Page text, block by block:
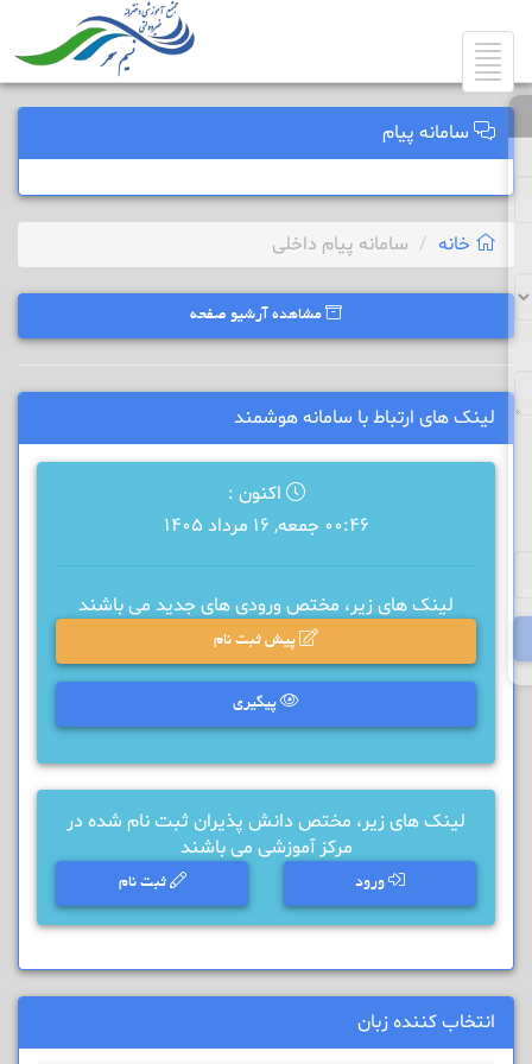
Toggle
navigation
سامانه پیام
خانه سامانه پیام داخلی
مشاهده آرشیو صفحه
لینک های ارتباط با سامانه هوشمند
اکنون :
00:46 جمعه, 16 مرداد 1405
لینک های زیر، مختص ورودی های جدید می باشند
پیش ثبت نام
پیگیری
لینک های زیر، مختص دانش پذیران ثبت نام شده در
مرکز آموزشی می باشند
ورود ثبت نام
انتخاب کننده زبان